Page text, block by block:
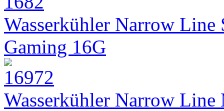
Wasserkühler Narrow
Gaming 16G
Wasserkühler Narrow